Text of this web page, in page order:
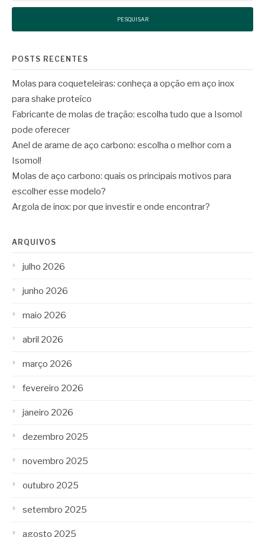
POSTS RECENTES
Molas para coqueteleiras: conheça a opção em aço inox
para shake proteíco
Fabricante de molas de tração: escolha tudo que a Isomol
pode oferecer
Anel de arame de aço carbono: escolha o melhor com a
Isomol!
Molas de aço carbono: quais os principais motivos para
escolher esse modelo?
Argola de inox: por que investir e onde encontrar?
ARQUIVOS
julho 2026
junho 2026
maio 2026
abril 2026
março 2026
fevereiro 2026
janeiro 2026
dezembro 2025
novembro 2025
outubro 2025
setembro 2025
agosto 2025